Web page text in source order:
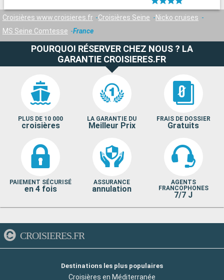
Croisières www.croisieres.fr Croisières Seine
Nicko cruises
MS Seine Comtesse
France
POURQUOI RÉSERVER CHEZ NOUS ? LA
GARANTIE CROISIERES.FR
PLUS DE 10 000
croisières
LA GARANTIE DU
Meilleur Prix
FRAIS DE DOSSIER
Gratuits
PAIEMENT SÉCURISÉ
en 4 fois
ASSURANCE
annulation
AGENTS
FRANCOPHONES
7/7 J
CROISIERES.FR
Destinations les plus populaires
Croisières en Méditerranée